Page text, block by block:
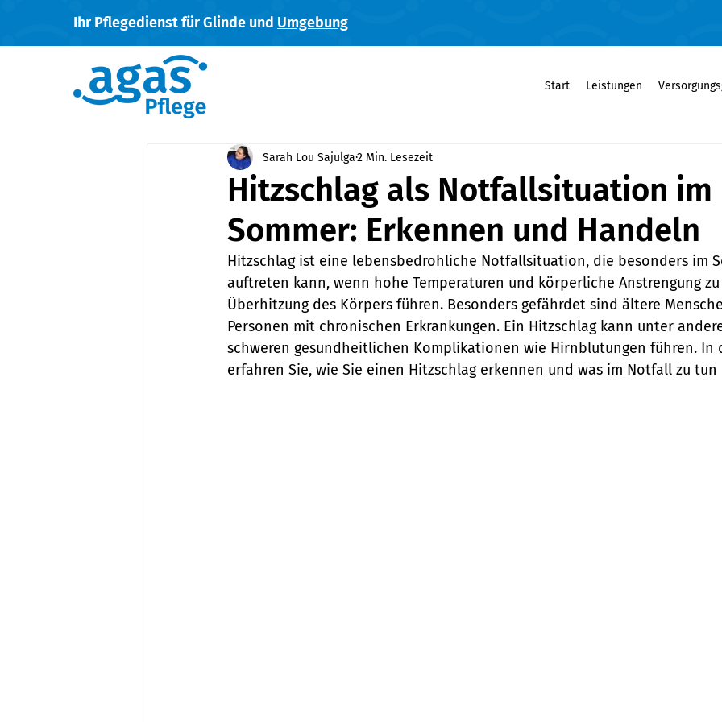
Ihr Pflegedienst für Glinde und Umgebung
Start Leistungen
Hitzschlag als Notfallsituation im
Sommer: Erkennen und Handeln
Sarah Lou Sajulga2 Min. Lesezeit
Hitzschlag ist eine lebensbedrohliche Notfallsituation, die besonders im
auftreten kann, wenn hohe Temperaturen und körperliche Anstrengung
Überhitzung des Körpers führen. Besonders gefährdet sind ältere
Personen mit chronischen Erkrankungen. Ein Hitzschlag kann unter
schweren gesundheitlichen Komplikationen wie Hirnblutungen führen. In
erfahren Sie, wie Sie einen Hitzschlag erkennen und was im Notfall zu tun